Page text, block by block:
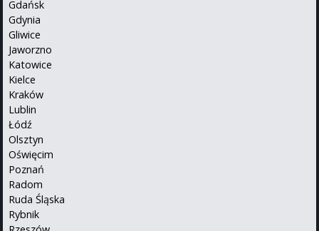
Gdańsk
Gdynia
Gliwice
Jaworzno
Katowice
Kielce
Kraków
Lublin
Łódź
Olsztyn
Oświęcim
Poznań
Radom
Ruda Śląska
Rybnik